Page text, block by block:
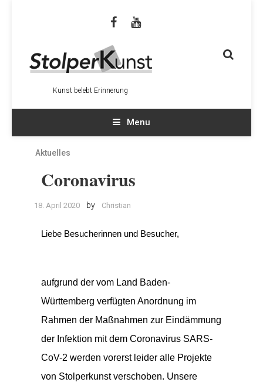
Kunst belebt Erinnerung
Menu
Aktuelles
Coronavirus
18. April 2020 by Christian
Liebe Besucherinnen und Besucher,
aufgrund der vom Land Baden-
Württemberg verfügten Anordnung im
Rahmen der Maßnahmen zur Eindämmung
der Infektion mit dem Coronavirus SARS-
CoV-2 werden vorerst leider alle Projekte
von Stolperkunst verschoben. Unsere